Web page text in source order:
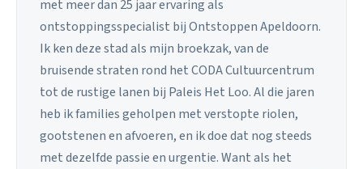
met meer dan 25 jaar ervaring als
ontstoppingsspecialist bij Ontstoppen Apeldoorn.
Ik ken deze stad als mijn broekzak, van de
bruisende straten rond het CODA Cultuurcentrum
tot de rustige lanen bij Paleis Het Loo. Al die jaren
heb ik families geholpen met verstopte riolen,
gootstenen en afvoeren, en ik doe dat nog steeds
met dezelfde passie en urgentie. Want als het